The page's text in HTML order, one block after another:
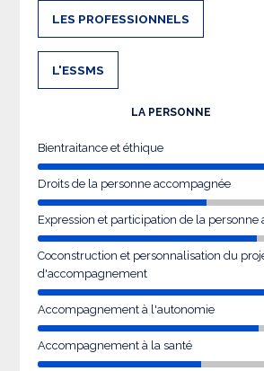
LES PROFESSIONNELS
L'ESSMS
LA PERSONNE
Bientraitance et éthique
Droits de la personne accompagnée
Expression et participation de la
Coconstruction et personnalisation du
d'accompagnement
Accompagnement à l'autonomie
Accompagnement à la santé